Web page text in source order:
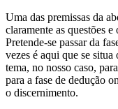
Uma das premissas da
claramente as questões
Pretende-se passar da
vezes é aqui que se situa
tema, no nosso caso,
para a fase de dedução
o discernimento.